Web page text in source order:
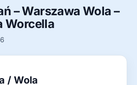
– Warszawa Wola –
Worcella
/ Wola